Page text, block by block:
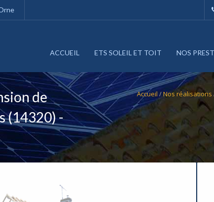
ACCUEIL ETS SOLEIL ET TOIT NOS
de
(14320) -
Accueil /Nos réalisations